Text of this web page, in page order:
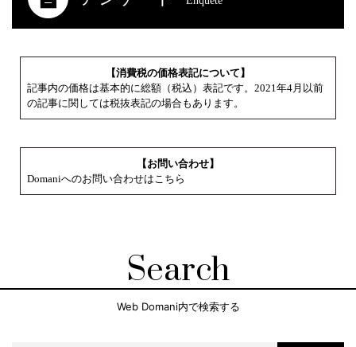
【消費税の価格表記について】
記事内の価格は基本的に総額（税込）表記です。2021年4月以前
の記事に関しては税抜表記の場合もあります。
【お問い合わせ】
Domaniへのお問い合わせはこちら
Search
Web Domani内で検索する